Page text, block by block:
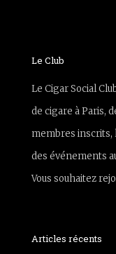
Le Club
Le Cigar Social
de cigare à Paris,
membres inscrits,
des événements
Vous souhaitez
Articles récents